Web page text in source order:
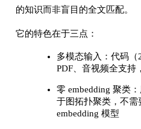
的知识而非盲目的全文匹配。
它的特色在于三点：
多模态输入：代码（
PDF、音视频全支持
零 embedding 聚类
于图拓扑聚类，不
embedding 模型